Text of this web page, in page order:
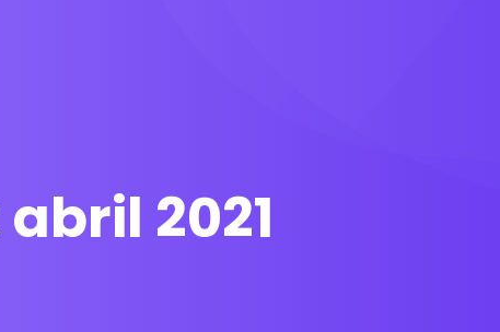
abril 2021